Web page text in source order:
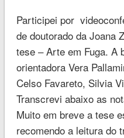
Participei por
de doutorado da Joana
tese – Arte em Fuga. A
orientadora Vera
Celso Favareto, Silvia
Transcrevi abaixo as
Muito em breve a tese
recomendo a leitura do